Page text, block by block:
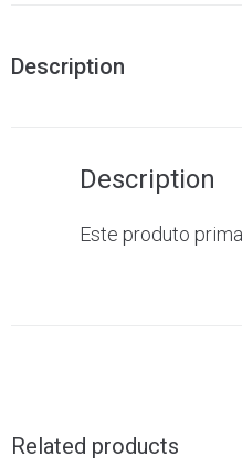
Description
Description
Este produto
Related products